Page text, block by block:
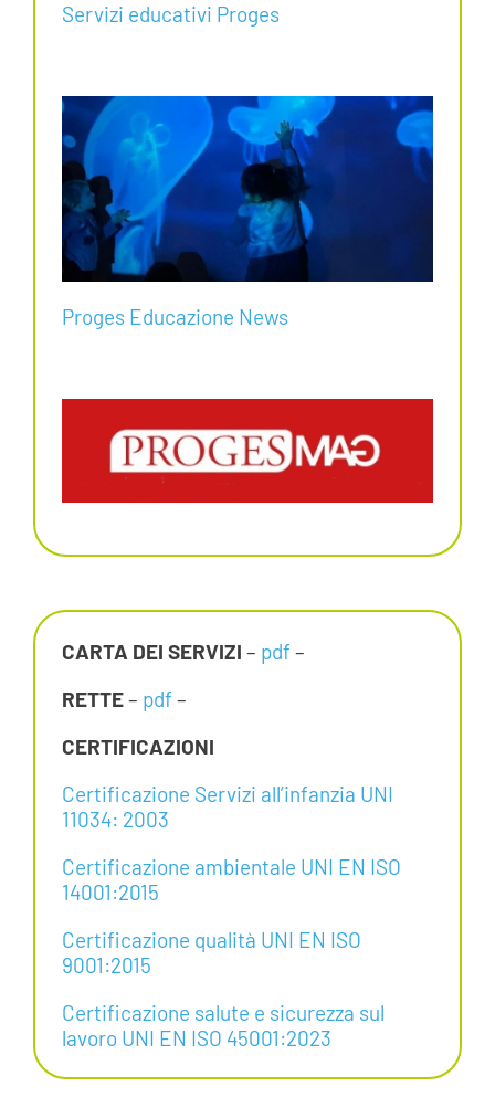
Servizi educativi Proges
Proges Educazione News
CARTA DEI SERVIZI – pdf –
RETTE– pdf –
CERTIFICAZIONI
Certificazione Servizi all’infanzia UNI
11034: 2003
Certificazione ambientale UNI EN ISO
14001:2015
Certificazione qualità UNI EN ISO
9001:2015
Certificazione salute e sicurezza sul
lavoro UNI EN ISO 45001:2023